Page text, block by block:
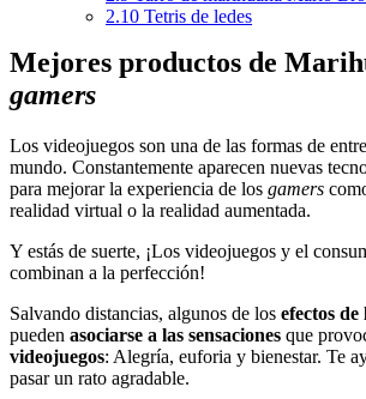
2.10 Tetris de ledes
Mejores productos de
gamers
Los videojuegos son una de las formas de
mundo. Constantemente aparecen nuevas
para mejorar la experiencia de los gamers
realidad virtual o la realidad aumentada.
Y estás de suerte, ¡Los videojuegos y el
combinan a la perfección!
Salvando distancias, algunos de los efectos
pueden asociarse a las sensaciones que
videojuegos: Alegría, euforia y bienestar. Te
pasar un rato agradable.